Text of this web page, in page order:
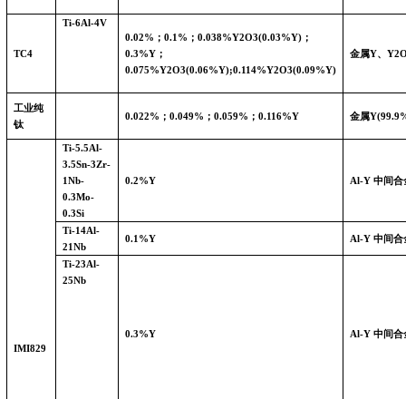
TC4
Ti-6Al-4V
0.02% ； 0.1% ； 0.038%Y2O3(0.03%Y) ；
0.3%Y ；
0.075%Y2O3(0.06%Y);0.114%Y2O3(0.09%Y)
金属Y、
工业纯
钛
0.022% ； 0.049% ； 0.059% ； 0.116%Y 金属
IMI829
Ti-5.5Al-
3.5Sn-3Zr-
1Nb-
0.3Mo-
0.3Si
0.2%Y Al-Y 中间合
Ti-14Al-
21Nb
0.1%Y Al-Y 中间合
Ti-23Al-
25Nb
0.3%Y Al-Y 中间合